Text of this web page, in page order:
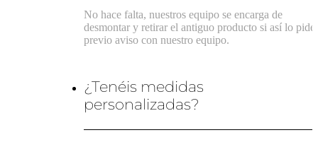
No hace falta, nuestros equipo se encarga de
desmontar y retirar el antiguo producto si así lo pide,
previo aviso con nuestro equipo.
¿Tenéis medidas
personalizadas?